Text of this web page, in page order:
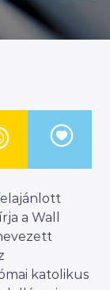
a Wall
katolikus